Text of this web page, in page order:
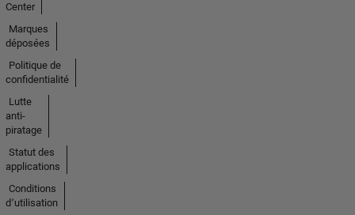
Center
Marques
déposées
Politique de
confidentialité
Lutte
anti-
piratage
Statut des
applications
Conditions
d՚utilisation